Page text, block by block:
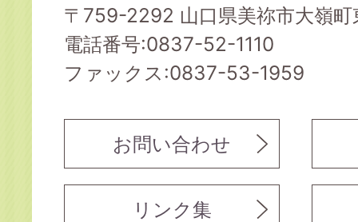
〒759-2292 山口県美祢市大嶺
電話番号:0837-52-1110
ファックス:0837-53-1959
お問い合わせ
リンク集